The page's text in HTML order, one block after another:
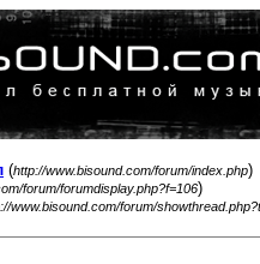
(http://www.bisound.com/forum/index.php)
forum/forumdisplay.php?f=106)
www.bisound.com/forum/